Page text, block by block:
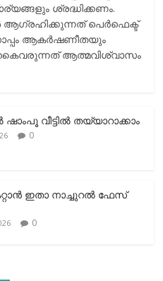
ശ്രദ്ധിക്കണം.
ആഗ്രഹിക്കുന്നത് പെര്‍ഫെക്ട്
ആകര്‍ഷണീതയും
കൈവരുന്നത് ആത്മവിശ്വാസം
വീട്ടില്‍ തയ്യാറാക്കാം
0
ഇതാ നാച്ചുറല്‍ ഫേസ്
0